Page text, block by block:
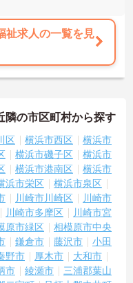
祉求人の一覧を見
隣の市区町村から探す
区 横浜市西区
横浜市
横浜市磯子区
横浜市
横浜市港南区
横浜市
浜市栄区
横浜市泉区
川崎市川崎区
川崎市
川崎市多摩区
川崎市宮
原市緑区
相模原市中央
鎌倉市 藤沢市
小田
野市 厚木市
大和市
市 綾瀬市
三浦郡葉山